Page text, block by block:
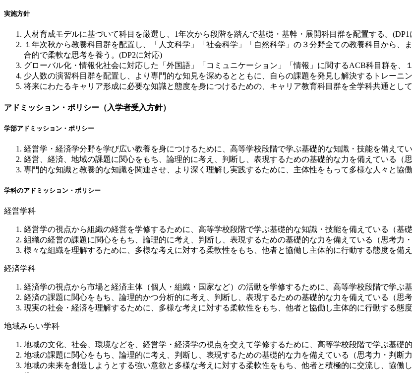
実施方針
人材育成モデルに基づいて科目を厳選し、1年次から段階を踏んで基礎・基幹・展開科目群を配置する。(DP1
１年次秋から教養科目群を配置し、「人文科学」「社会科学」「自然科学」の３分野全ての教養科目から
合的で柔軟な思考を養う。(DP2に対応)
グローバル化・情報化社会に対応した「外国語」「コミュニケーション」「情報」に関するACB科目群を、
少人数の演習科目群を配置し、より専門的な知見を深めるとともに、自らの課題を発見し解決するトレーニ
将来にわたるキャリア形成に必要な知識と態度を身につけるための、キャリア教育科目群を全学科共通とし
アドミッション・ポリシー（入学者受入方針）
学部アドミッション・ポリシー
経営学・経済学分野を学び広い教養を身につけるために、高等学校段階で学ぶ基礎的な知識・技能を備えて
経営、経済、地域の課題に関心をもち、論理的に考え、判断し、表現するための基礎的な力を備えている（
専門的な知識と教養的な知識を関連させ、より深く理解し実践するために、主体性をもって多様な人々と協
学科のアドミッション・ポリシー
経営学科
経営学の視点から組織の経営を学修するために、高等学校段階で学ぶ基礎的な知識・技能を備えている（基礎
組織の経営の課題に関心をもち、論理的に考え、判断し、表現するための基礎的な力を備えている（思考力・
様々な組織を理解するために、多様な考えに対する柔軟性をもち、他者と協働し主体的に行動する態度を備
経済学科
経済学の視点から市場と経済主体（個人・組織・国家など）の活動を学修するために、高等学校段階で学ぶ
経済の課題に関心をもち、論理的かつ分析的に考え、判断し、表現するための基礎的な力を備えている（思
現実の社会・経済を理解するために、多様な考えに対する柔軟性をもち、他者と協働し主体的に行動する態
地域みらい学科
地域の文化、社会、環境などを、経営学・経済学の視点を交えて学修するために、高等学校段階で学ぶ基礎
地域の課題に関心をもち、論理的に考え、判断し、表現するための基礎的な力を備えている（思考力・判断力
地域の未来を創造しようとする強い意欲と多様な考えに対する柔軟性をもち、他者と積極的に交流し、協働